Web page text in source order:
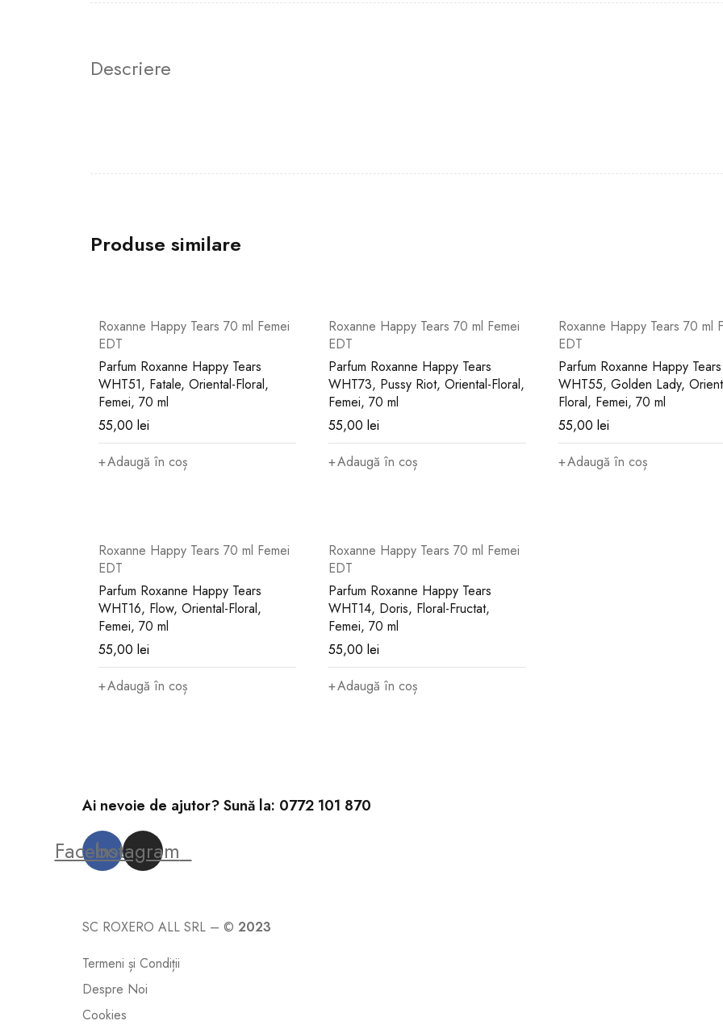
Descriere
Produse similare
Roxanne Happy Tears 70 ml Femei
EDT
Parfum Roxanne Happy Tears
WHT51, Fatale, Oriental-Floral,
Femei, 70 ml
55,00 lei
Adaugă în coș
Roxanne Happy Tears 70 ml Femei
EDT
Parfum Roxanne Happy Tears
WHT73, Pussy Riot, Oriental-Floral,
Femei, 70 ml
55,00 lei
Adaugă în coș
Roxanne Happy Tears 70 ml
EDT
Parfum Roxanne Happy Tears
WHT55, Golden Lady,
Floral, Femei, 70 ml
55,00 lei
Adaugă în coș
Roxanne Happy Tears 70 ml Femei
EDT
Parfum Roxanne Happy Tears
WHT16, Flow, Oriental-Floral,
Femei, 70 ml
55,00 lei
Adaugă în coș
Roxanne Happy Tears 70 ml Femei
EDT
Parfum Roxanne Happy Tears
WHT14, Doris, Floral-Fructat,
Femei, 70 ml
55,00 lei
Adaugă în coș
Ai nevoie de ajutor? Sună la: 0772 101 870
Facebook
Instagram
SC ROXERO ALL SRL – © 2023
Termeni și Condiții
Despre Noi
Cookies